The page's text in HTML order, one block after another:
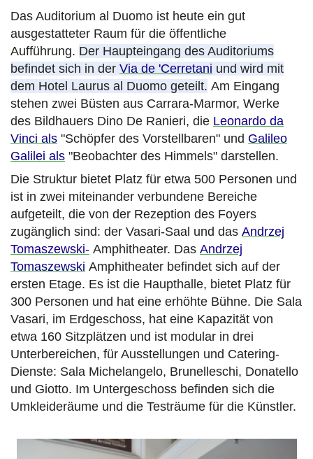
Das Auditorium al Duomo ist heute ein gut
ausgestatteter Raum für die öffentliche
Aufführung. Der Haupteingang des Auditoriums
befindet sich in der Via de 'Cerretani und wird mit
dem Hotel Laurus al Duomo geteilt. Am Eingang
stehen zwei Büsten aus Carrara-Marmor, Werke
des Bildhauers Dino De Ranieri, die Leonardo da
Vinci als "Schöpfer des Vorstellbaren" und Galileo
Galilei als "Beobachter des Himmels" darstellen.
Die Struktur bietet Platz für etwa 500 Personen und
ist in zwei miteinander verbundene Bereiche
aufgeteilt, die von der Rezeption des Foyers
zugänglich sind: der Vasari-Saal und das Andrzej
Tomaszewski- Amphitheater. Das Andrzej
Tomaszewski Amphitheater befindet sich auf der
ersten Etage. Es ist die Haupthalle, bietet Platz für
300 Personen und hat eine erhöhte Bühne. Die Sala
Vasari, im Erdgeschoss, hat eine Kapazität von
etwa 160 Sitzplätzen und ist modular in drei
Unterbereichen, für Ausstellungen und Catering-
Dienste: Sala Michelangelo, Brunelleschi, Donatello
und Giotto. Im Untergeschoss befinden sich die
Umkleideräume und die Testräume für die Künstler.